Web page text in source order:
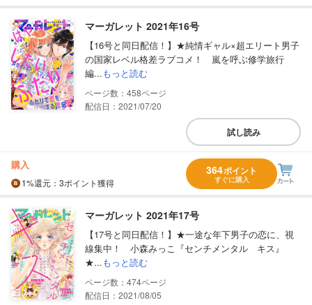
マーガレット 2021年16号
【16号と同日配信！】★純情ギャル×超エリート男子
の国家レベル格差ラブコメ！ 嵐を呼ぶ修学旅行
編...もっと読む
458
配信日：2021/07/20
試し読み
購入
1%還元 ：3ポイント獲得
364ポイント
すぐに購入
マーガレット 2021年17号
【17号と同日配信！】★一途な年下男子の恋に、視
線集中！ 小森みっこ『センチメンタル キス』
★...もっと読む
474
配信日：2021/08/05